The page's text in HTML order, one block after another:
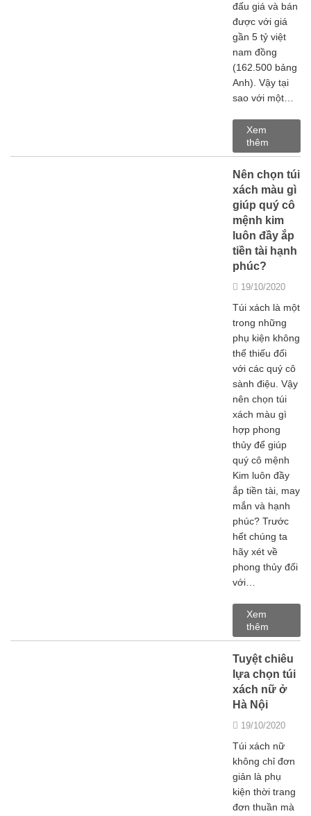
đấu giá và bán
được với giá
gần 5 tỷ việt
nam đồng
(162.500 bảng
Anh). Vậy tại
sao với một…
Xem
thêm
Nên chọn túi
xách màu gì
giúp quý cô
mệnh kim
luôn đầy ắp
tiền tài hạnh
phúc?
19/10/2020
Túi xách là một
trong những
phụ kiện không
thể thiếu đối
với các quý cô
sành điệu. Vậy
nên chọn túi
xách màu gì
hợp phong
thủy để giúp
quý cô mệnh
Kim luôn đầy
ắp tiền tài, may
mắn và hạnh
phúc? Trước
hết chúng ta
hãy xét về
phong thủy đối
với…
Xem
thêm
Tuyệt chiêu
lựa chọn túi
xách nữ ở
Hà Nội
19/10/2020
Túi xách nữ
không chỉ đơn
giản là phụ
kiện thời trang
đơn thuần mà